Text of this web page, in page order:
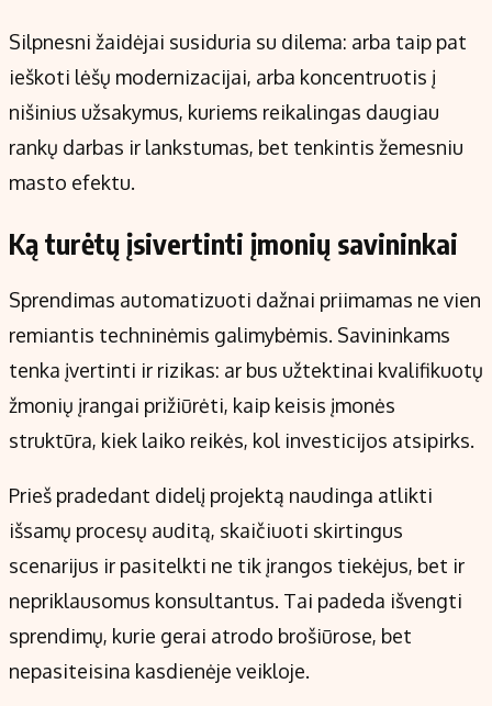
Silpnesni žaidėjai susiduria su dilema: arba taip pat
ieškoti lėšų modernizacijai, arba koncentruotis į
nišinius užsakymus, kuriems reikalingas daugiau
rankų darbas ir lankstumas, bet tenkintis žemesniu
masto efektu.
Ką turėtų įsivertinti įmonių savininkai
Sprendimas automatizuoti dažnai priimamas ne vien
remiantis techninėmis galimybėmis. Savininkams
tenka įvertinti ir rizikas: ar bus užtektinai kvalifikuotų
žmonių įrangai prižiūrėti, kaip keisis įmonės
struktūra, kiek laiko reikės, kol investicijos atsipirks.
Prieš pradedant didelį projektą naudinga atlikti
išsamų procesų auditą, skaičiuoti skirtingus
scenarijus ir pasitelkti ne tik įrangos tiekėjus, bet ir
nepriklausomus konsultantus. Tai padeda išvengti
sprendimų, kurie gerai atrodo brošiūrose, bet
nepasiteisina kasdienėje veikloje.